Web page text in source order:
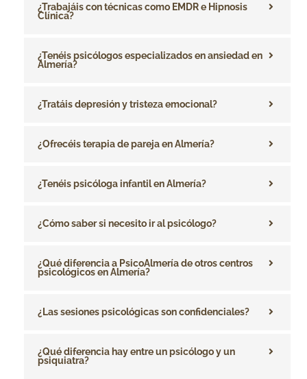
¿Trabajáis con técnicas como EMDR e Hipnosis
Clínica?
¿Tenéis psicólogos especializados en ansiedad en
Almería?
¿Tratáis depresión y tristeza emocional?
¿Ofrecéis terapia de pareja en Almería?
¿Tenéis psicóloga infantil en Almería?
¿Cómo saber si necesito ir al psicólogo?
¿Qué diferencia a PsicoAlmería de otros centros
psicológicos en Almería?
¿Las sesiones psicológicas son confidenciales?
¿Qué diferencia hay entre un psicólogo y un
psiquiatra?